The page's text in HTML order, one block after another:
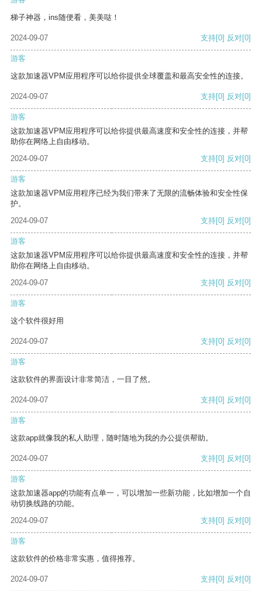
梯子神器，ins随便看，美美哒！
2024-09-07 支持[0] 反对[0]
游客
这款加速器VPM应用程序可以给你提供全球覆盖和最高安全性的连接。
2024-09-07 支持[0] 反对[0]
游客
这款加速器VPM应用程序可以给你提供最高速度和安全性的连接，并帮
助你在网络上自由移动。
2024-09-07
支持[0] 反对[0]
游客
这款加速器VPM应用程序已经为我们带来了无限的流畅体验和安全性保
护。
2024-09-07
支持[0] 反对[0]
游客
这款加速器VPM应用程序可以给你提供最高速度和安全性的连接，并帮
助你在网络上自由移动。
2024-09-07
支持[0] 反对[0]
游客
这个软件很好用
2024-09-07 支持[0] 反对[0]
游客
这款软件的界面设计非常简洁，一目了然。
2024-09-07 支持[0] 反对[0]
游客
这款app就像我的私人助理，随时随地为我的办公提供帮助。
2024-09-07 支持[0] 反对[0]
游客
这款加速器app的功能有点单一，可以增加一些新功能，比如增加一个自
动切换线路的功能。
2024-09-07
支持[0] 反对[0]
游客
这款软件的价格非常实惠，值得推荐。
2024-09-07 支持[0] 反对[0]